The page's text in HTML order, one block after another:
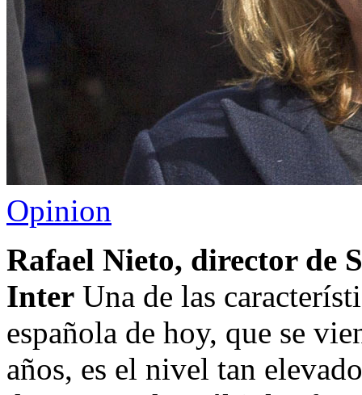
Opinion
Rafael Nieto, director de
Inter Una de las
española de hoy, que se
años, es el nivel tan